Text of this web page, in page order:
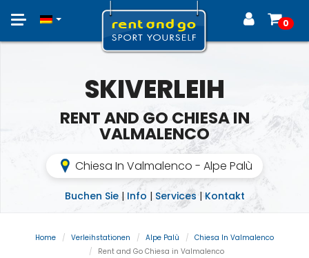
Toggle
0
SKIVERLEIH
RENT AND GO CHIESA IN
VALMALENCO
Chiesa In Valmalenco - Alpe Palù
Buchen Sie| Info | Services | Kontakt
Home Verleihstationen Alpe Palù
Chiesa In Valmalenco
Rent and Go Chiesa in Valmalenco